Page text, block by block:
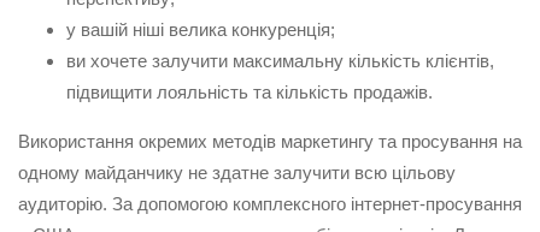
у вашій ніші велика конкуренція;
ви хочете залучити максимальну кількість клієнтів,
підвищити лояльність та кількість продажів.
Використання окремих методів маркетингу та просування на
одному майданчику не здатне залучити всю цільову
аудиторію. За допомогою комплексного інтернет-просування